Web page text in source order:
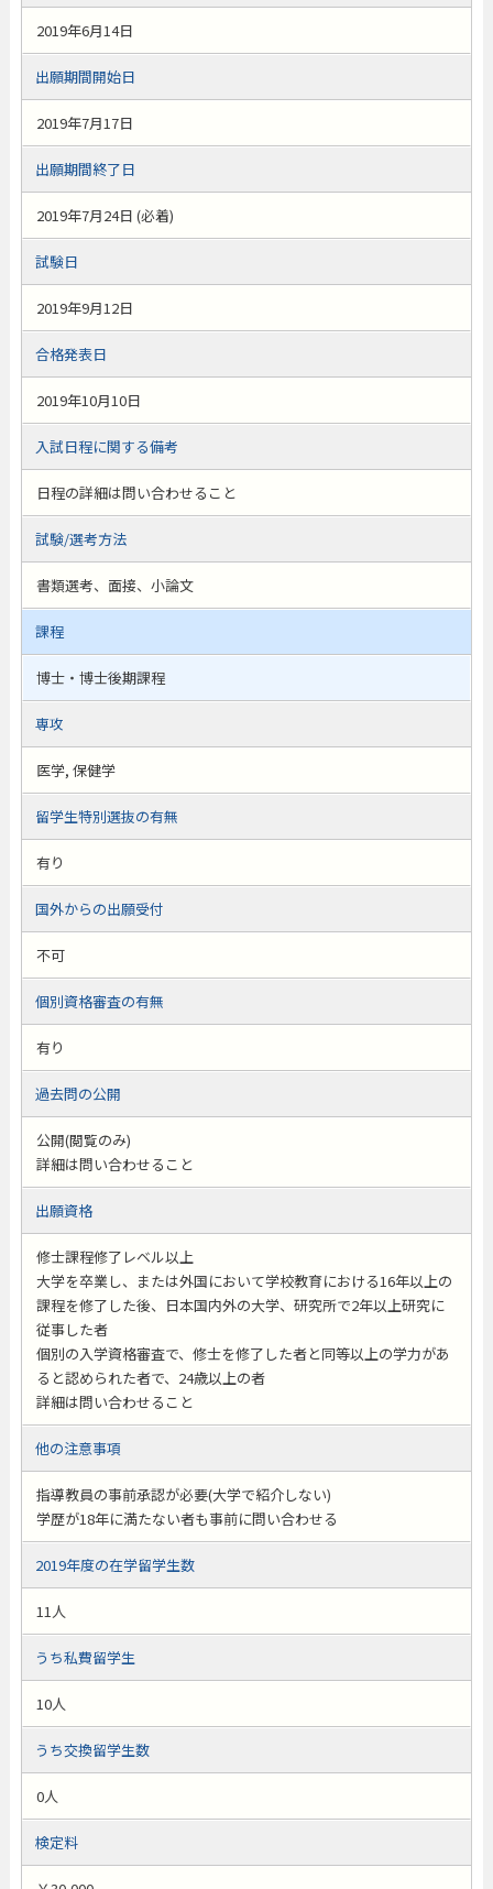
2019年6月14日
出願期間開始日
2019年7月17日
出願期間終了日
2019年7月24日 (必着)
試験日
2019年9月12日
合格発表日
2019年10月10日
入試日程に関する備考
日程の詳細は問い合わせること
試験/選考方法
書類選考、面接、小論文
課程
博士・博士後期課程
専攻
医学, 保健学
留学生特別選抜の有無
有り
国外からの出願受付
不可
個別資格審査の有無
有り
過去問の公開
公開(閲覧のみ)
詳細は問い合わせること
出願資格
修士課程修了レベル以上
大学を卒業し、または外国において学校教育における16年以上の
課程を修了した後、日本国内外の大学、研究所で2年以上研究に
従事した者
個別の入学資格審査で、修士を修了した者と同等以上の学力があ
ると認められた者で、24歳以上の者
詳細は問い合わせること
他の注意事項
指導教員の事前承認が必要(大学で紹介しない)
学歴が18年に満たない者も事前に問い合わせる
2019年度の在学留学生数
11人
うち私費留学生
10人
うち交換留学生数
0人
検定料